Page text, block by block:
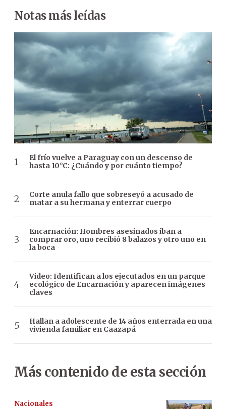
Notas más leídas
El frío vuelve a Paraguay con un descenso de
hasta 10°C: ¿Cuándo y por cuánto tiempo?
Corte anula fallo que sobreseyó a acusado de
matar a su hermana y enterrar cuerpo
Encarnación: Hombres asesinados iban a
comprar oro, uno recibió 8 balazos y otro uno en
la boca
Video: Identifican a los ejecutados en un parque
ecológico de Encarnación y aparecen imágenes
claves
Hallan a adolescente de 14 años enterrada en una
vivienda familiar en Caazapá
Más contenido de esta sección
Nacionales